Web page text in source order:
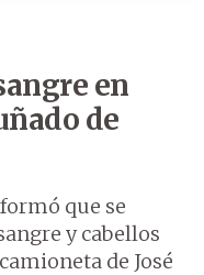
en
de
que se
y cabellos
de José